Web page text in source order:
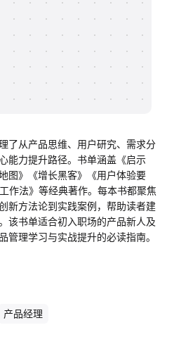
了从产品思维、用户研究、需求分
能力提升路径。书单涵盖《启示
图》《增长黑客》《用户体验要
作法》等经典著作。每本书都聚焦
新方法论到实践案例，帮助读者建
该书单适合初入职场的产品新人及
管理学习与实战提升的必读指南。
产品经理